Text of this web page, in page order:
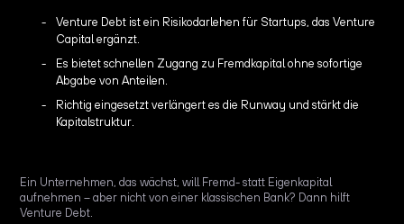
Venture Debt ist ein Risikodarlehen für Startups, das Venture
Capital ergänzt.
Es bietet schnellen Zugang zu Fremdkapital ohne sofortige
Abgabe von Anteilen.
Richtig eingesetzt verlängert es die Runway und stärkt die
Kapitalstruktur.
Ein Unternehmen, das wächst, will Fremd- statt Eigenkapital
aufnehmen – aber nicht von einer klassischen Bank? Dann hilft
Venture Debt.